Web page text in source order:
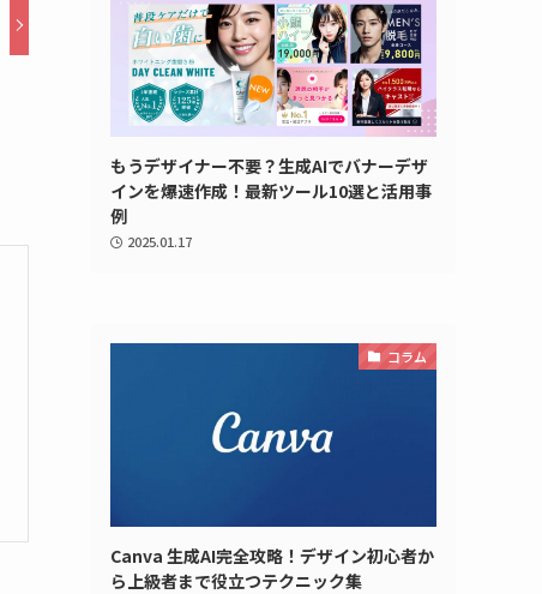
もうデザイナー不要？生成AIでバナーデザ
インを爆速作成！最新ツール10選と活用事
例
2025.01.17
コラム
Canva 生成AI完全攻略！デザイン初心者か
ら上級者まで役立つテクニック集